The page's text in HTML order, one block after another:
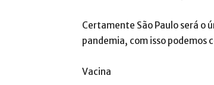
Certamente São Paulo será o
pandemia, com isso podemos
Vacina